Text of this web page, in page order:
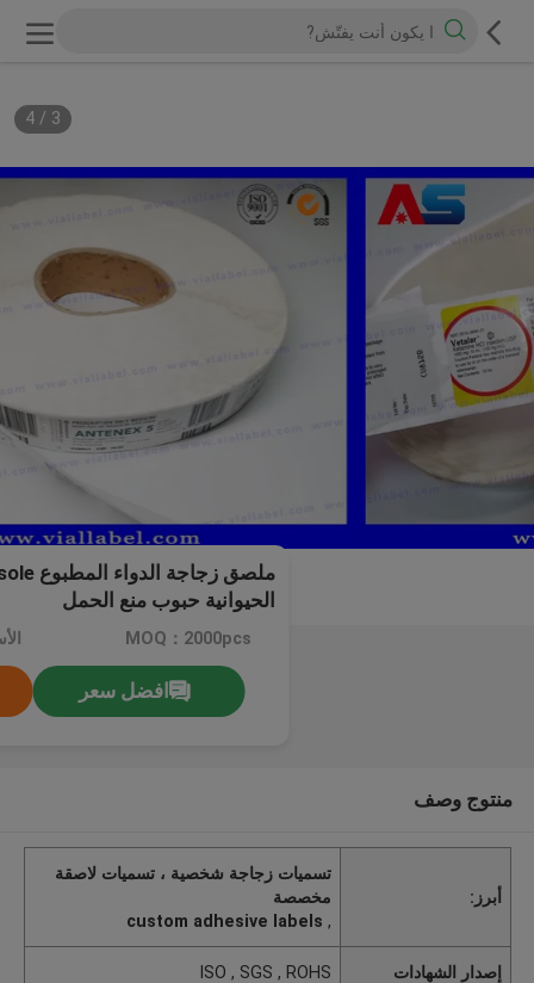
3
/
4
الحيوانية حبوب منع الحمل
MOQ：2000pcs
افضل سعر
منتوج وصف
أبرز:
تسميات زجاجة شخصية ، تسميات لاصقة
مخصصة
,
custom adhesive labels
إصدار الشهادات ISO , SGS , ROHS